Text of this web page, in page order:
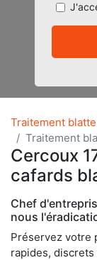
Traitement
Traitement
Cercoux
cafards
Chef
nous
Préservez votre
rapides,